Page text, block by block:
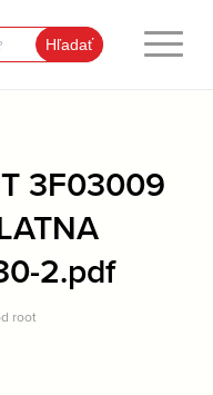
3F03009
2.pdf
root